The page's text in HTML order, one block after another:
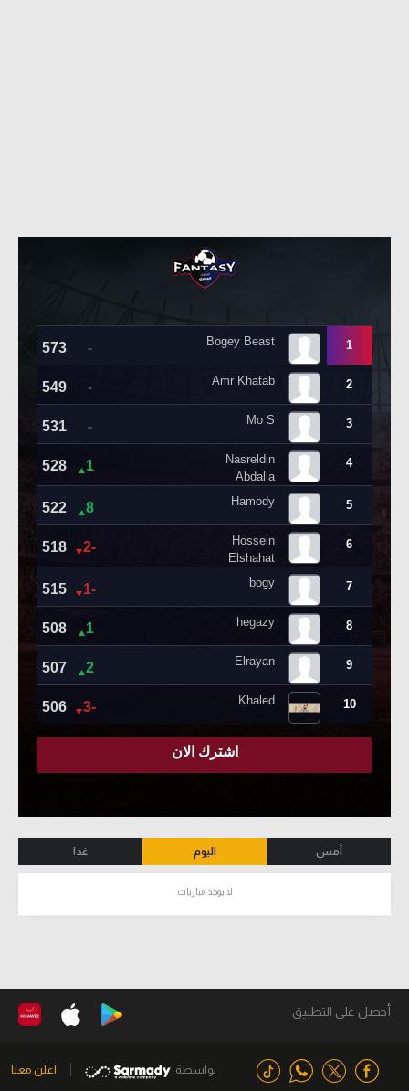
أمس اليوم غدا
لا يوجد مباريات
أحصل على التطبيق
بواسطة اعلن معنا